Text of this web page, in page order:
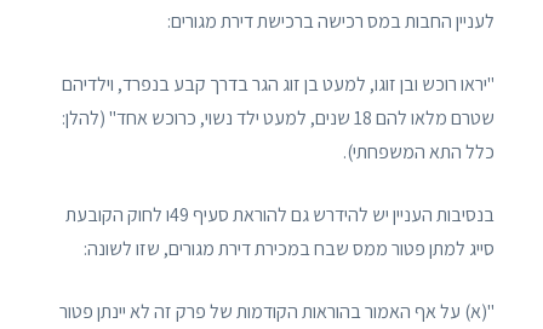
לעניין החבות במס רכישה ברכישת דירת מגורים:
"יראו רוכש ובן זוגו, למעט בן זוג הגר בדרך קבע בנפרד, וילדיהם
שטרם מלאו להם 18 שנים, למעט ילד נשוי, כרוכש אחד" (להלן:
כלל התא המשפחתי).
בנסיבות העניין יש להידרש גם להוראת סעיף 49ו לחוק הקובעת
סייג למתן פטור ממס שבח במכירת דירת מגורים, שזו לשונה:
"(א) על אף האמור בהוראות הקודמות של פרק זה לא יינתן פטור